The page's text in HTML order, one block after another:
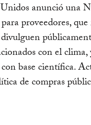
anunció una
proveedores,
con el clima,
base científica.
de compras